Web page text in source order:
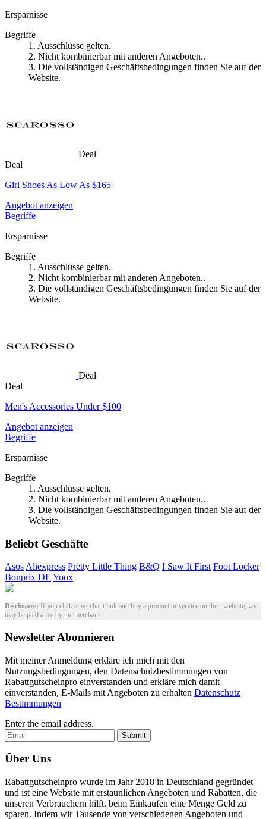
Ersparnisse
Begriffe
1. Ausschlüsse gelten.
2. Nicht kombinierbar mit anderen Angeboten..
3. Die vollständigen Geschäftsbedingungen finden Sie auf der
Website.
Deal
Deal
Girl Shoes As Low As $165
Angebot anzeigen
Begriffe
Ersparnisse
Begriffe
1. Ausschlüsse gelten.
2. Nicht kombinierbar mit anderen Angeboten..
3. Die vollständigen Geschäftsbedingungen finden Sie auf der
Website.
Deal
Deal
Men's Accessories Under $100
Angebot anzeigen
Begriffe
Ersparnisse
Begriffe
1. Ausschlüsse gelten.
2. Nicht kombinierbar mit anderen Angeboten..
3. Die vollständigen Geschäftsbedingungen finden Sie auf der
Website.
Beliebt Geschäfte
Asos Aliexpress Pretty Little Thing B&Q I Saw It First Foot Locker
Bonprix DE Yoox
Disclosure: If you click a merchant link and buy a product or service on their website, we
may be paid a fee by the merchant.
Newsletter Abonnieren
Mit meiner Anmeldung erkläre ich mich mit den
Nutzungsbedingungen, den Datenschutzbestimmungen von
Rabattgutscheinpro einverstanden und erkläre mich damit
einverstanden, E-Mails mit Angeboten zu erhalten Datenschutz
Bestimmungen
Enter the email address.
Submit
Über Uns
Rabattgutscheinpro wurde im Jahr 2018 in Deutschland gegründet
und ist eine Website mit erstaunlichen Angeboten und Rabatten, die
unseren Verbrauchern hilft, beim Einkaufen eine Menge Geld zu
sparen. Indem wir Tausende von verschiedenen Angeboten und